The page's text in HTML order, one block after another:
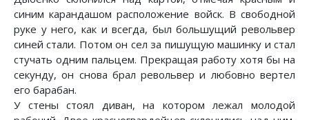
синим карандашом расположение войск. В свободной
руке у него, как и всегда, был большущий револьвер
синей стали. Потом он сел за пишущую машинку и стал
стучать одним пальцем. Прекращая работу хотя бы на
секунду, он снова брал револьвер и любовно вертел
его барабан.
У стены стоял диван, на котором лежал молодой